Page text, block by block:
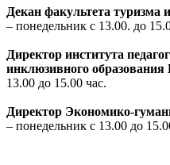
Декан факультета туризма
– понедельник с 13.00. до
Директор института
инклюзивного
13.00 до 15.00 час.
Директор Экономико-
– понедельник с 13.00 до